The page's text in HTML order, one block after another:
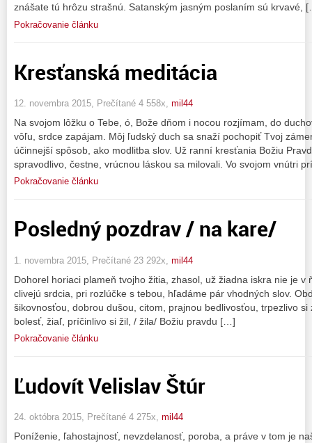
znášate tú hrôzu strašnú. Satanským jasným poslaním sú krvavé,
Pokračovanie článku
Kresťanská meditácia
12. novembra 2015, Prečítané 4 558x, mil44
Na svojom lôžku o Tebe, ó, Bože dňom i nocou rozjímam, do
vôľu, srdce zapájam. Môj ľudský duch sa snaží pochopiť Tvoj
účinnejší spôsob, ako modlitba slov. Už ranní kresťania Božiu
spravodlivo, čestne, vrúcnou láskou sa milovali. Vo svojom vnútri
Pokračovanie článku
Posledný pozdrav / na kare/
1. novembra 2015, Prečítané 23 292x, mil44
Dohorel horiaci plameň tvojho žitia, zhasol, už žiadna iskra nie je
clivejú srdcia, pri rozlúčke s tebou, hľadáme pár vhodných slov.
šikovnosťou, dobrou dušou, citom, prajnou bedlivosťou, trpezlivo
bolesť, žiaľ, príčinlivo si žil, / žila/ Božiu pravdu […]
Pokračovanie článku
Ľudovít Velislav Štúr
24. októbra 2015, Prečítané 4 275x, mil44
Poníženie, ľahostajnosť, nevzdelanosť, poroba, a práve v tom je